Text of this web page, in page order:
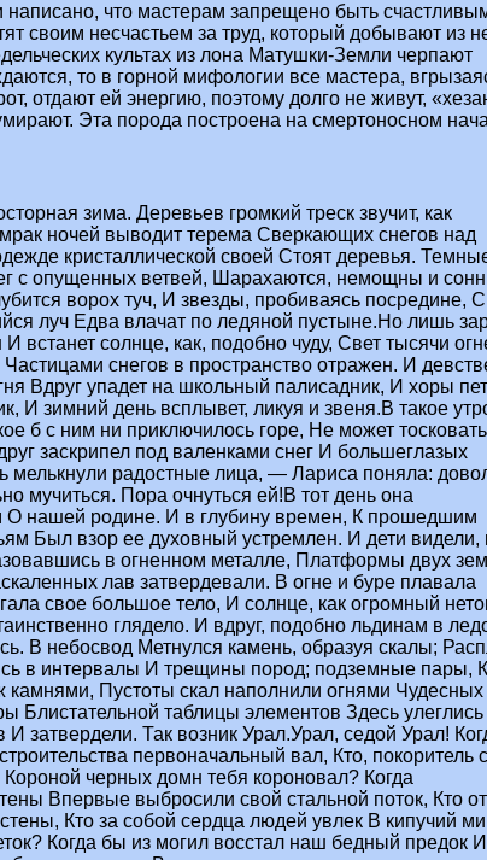
написано, что мастерам запрещено быть
своим несчастьем за труд, который добывают из
культах из лона Матушки-Земли черпают
то в горной мифологии все мастера,
отдают ей энергию, поэтому долго не живут,
Эта порода построена на смертоносном
зима. Деревьев громкий треск звучит, как
ночей выводит терема Сверкающих снегов над
кристаллической своей Стоят деревья.
с опущенных ветвей, Шарахаются, немощны и
ворох туч, И звезды, пробиваясь посредине,
луч Едва влачат по ледяной пустыне.Но лишь
встанет солнце, как, подобно чуду, Свет тысячи
Частицами снегов в пространство отражен. И
Вдруг упадет на школьный палисадник, И хоры
И зимний день всплывет, ликуя и звеня.В такое
б с ним ни приключилось горе, Не может
заскрипел под валенками снег И большеглазых
мелькнули радостные лица, — Лариса поняла:
мучиться. Пора очнуться ей!В тот день она
О нашей родине. И в глубину времен, К прошедшим
Был взор ее духовный устремлен. И дети видели,
в огненном металле, Платформы двух
лав затвердевали. В огне и буре плавала
свое большое тело, И солнце, как огромный
глядело. И вдруг, подобно льдинам в
В небосвод Метнулся камень, образуя скалы;
в интервалы И трещины пород; подземные пары,
камнями, Пустоты скал наполнили огнями Чудесных
Блистательной таблицы элементов Здесь улеглись
затвердели. Так возник Урал.Урал, седой Урал!
первоначальный вал, Кто, покоритель
черных домн тебя короновал? Когда
Впервые выбросили свой стальной поток, Кто
Кто за собой сердца людей увлек В кипучий
Когда бы из могил восстал наш бедный предок И